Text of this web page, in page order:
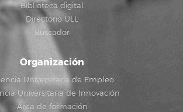
Biblioteca digital
Directorio ULL
Buscador
Organización
Universitaria de Empleo
Universitaria de Innovación
Área de formación